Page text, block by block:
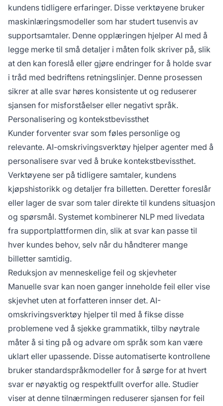
kundens tidligere erfaringer. Disse verktøyene bruker
maskinlæringsmodeller som har studert tusenvis av
supportsamtaler. Denne opplæringen hjelper AI med å
legge merke til små detaljer i måten folk skriver på, slik
at den kan foreslå eller gjøre endringer for å holde svar
i tråd med bedriftens retningslinjer. Denne prosessen
sikrer at alle svar høres konsistente ut og reduserer
sjansen for misforståelser eller negativt språk.
Personalisering og kontekstbevissthet
Kunder forventer svar som føles personlige og
relevante. AI-omskrivingsverktøy hjelper agenter med å
personalisere svar ved å bruke kontekstbevissthet.
Verktøyene ser på tidligere samtaler, kundens
kjøpshistorikk og detaljer fra billetten. Deretter foreslår
eller lager de svar som taler direkte til kundens situasjon
og spørsmål. Systemet kombinerer NLP med livedata
fra supportplattformen din, slik at svar kan passe til
hver kundes behov, selv når du håndterer mange
billetter samtidig.
Reduksjon av menneskelige feil og skjevheter
Manuelle svar kan noen ganger inneholde feil eller vise
skjevhet uten at forfatteren innser det. AI-
omskrivingsverktøy hjelper til med å fikse disse
problemene ved å sjekke grammatikk, tilby nøytrale
måter å si ting på og advare om språk som kan være
uklart eller upassende. Disse automatiserte kontrollene
bruker standardspråkmodeller for å sørge for at hvert
svar er nøyaktig og respektfullt overfor alle. Studier
viser at denne tilnærmingen reduserer sjansen for feil